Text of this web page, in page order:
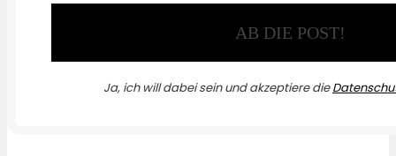
Ja, ich will dabei sein und akzeptiere die